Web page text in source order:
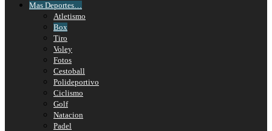
Mas Deportes…
Atletismo
Box
Tiro
Voley
Fotos
Cestoball
Polideportivo
Ciclismo
Golf
Natacion
Padel